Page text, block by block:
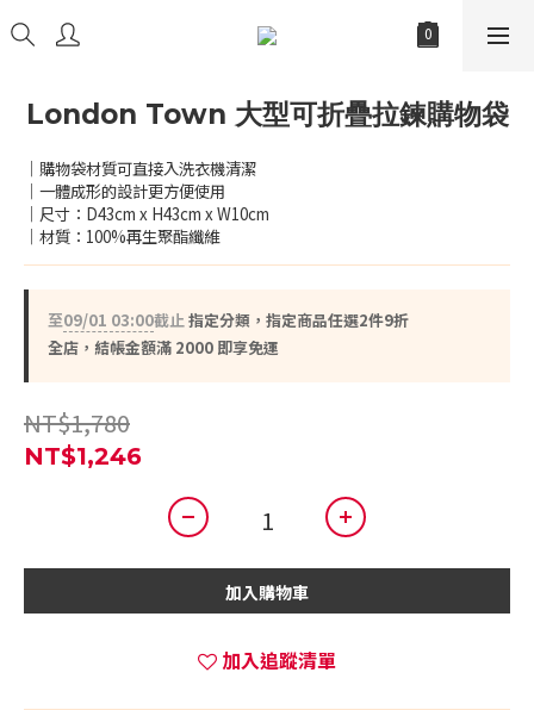
London Town 大型可折疊拉鍊購物袋
｜購物袋材質可直接入洗衣機清潔
｜一體成形的設計更方便使用
｜尺寸：D43cm x H43cm x W10cm
｜材質：100%再生聚酯纖維
至09/01 03:00截止指定分類，指定商品任選2件9折
全店，結帳金額滿 2000 即享免運
NT$1,780
NT$1,246
加入購物車
加入追蹤清單